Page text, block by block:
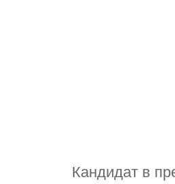
Кандидат в